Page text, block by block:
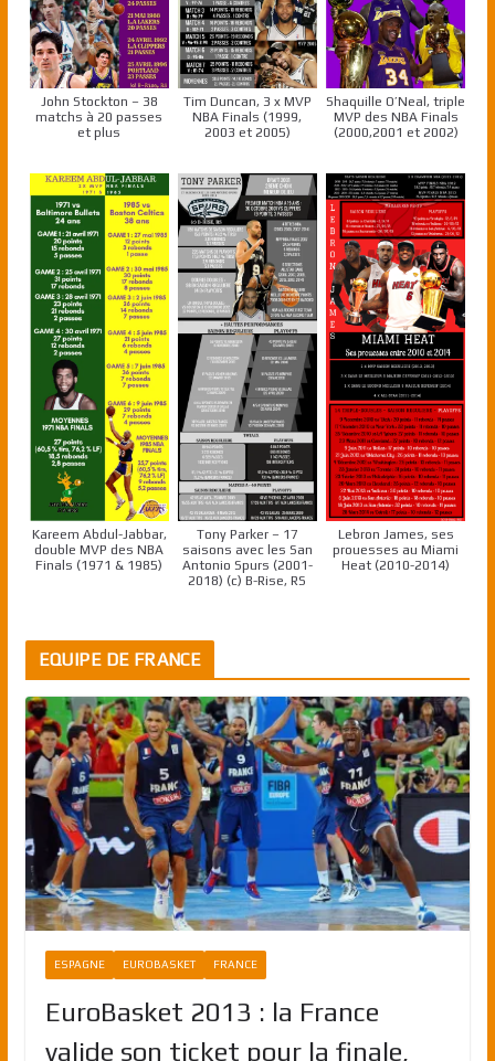
John Stockton – 38
matchs à 20 passes
et plus
Tim Duncan, 3 x MVP
NBA Finals (1999,
2003 et 2005)
Shaquille O’Neal, triple
MVP des NBA Finals
(2000,2001 et 2002)
Kareem Abdul-Jabbar,
double MVP des NBA
Finals (1971 & 1985)
Tony Parker – 17
saisons avec les San
Antonio Spurs (2001-
2018) (c) B-Rise, RS
Lebron James, ses
prouesses au Miami
Heat (2010-2014)
EQUIPE DE FRANCE
ESPAGNE EUROBASKET FRANCE
EuroBasket 2013 : la France
valide son ticket pour la finale,